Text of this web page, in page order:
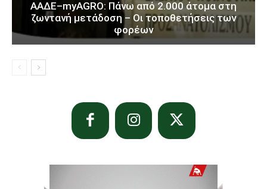
ΑΑΔΕ–myAGRO: Πάνω από 2.000 άτομα στη
ζωντανή μετάδοση – Οι τοποθετήσεις των
φορέων